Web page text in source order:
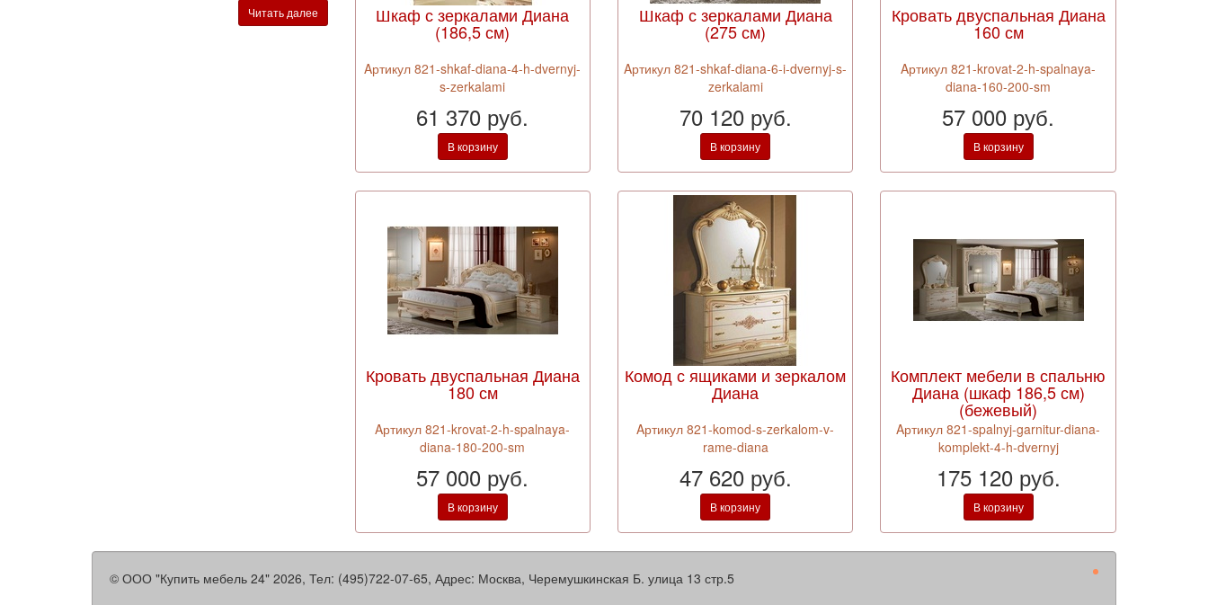
Читать далее Шкаф с зеркалами Диана
(186,5 см)
Aртикул 821-shkaf-diana-4-h-dvernyj-
s-zerkalami
61 370 руб.
В корзину
Шкаф с зеркалами Диана
(275 см)
Aртикул 821-shkaf-diana-6-i-dvernyj-s-
zerkalami
70 120 руб.
В корзину
Кровать двуспальная Диана
160 см
Aртикул 821-krovat-2-h-spalnaya-
diana-160-200-sm
57 000 руб.
В корзину
Кровать двуспальная Диана
180 см
Aртикул 821-krovat-2-h-spalnaya-
diana-180-200-sm
57 000 руб.
В корзину
Комод с ящиками и зеркалом
Диана
Aртикул 821-komod-s-zerkalom-v-
rame-diana
47 620 руб.
В корзину
Комплект мебели в спальню
Диана (шкаф 186,5 см)
(бежевый)
Aртикул 821-spalnyj-garnitur-diana-
komplekt-4-h-dvernyj
175 120 руб.
В корзину
© ООО "Купить мебель 24" 2026, Тел: (495)722-07-65, Адрес: Москва, Черемушкинская Б. улица 13 стр.5